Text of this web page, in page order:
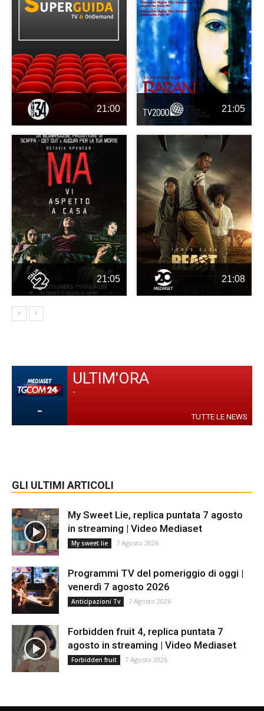
21:00 21:05
21:05 21:08
-
ULTIM'ORA
-
TUTTE LE NEWS
GLI ULTIMI ARTICOLI
My Sweet Lie, replica puntata 7 agosto
in streaming | Video Mediaset
My sweet lie 7 Agosto 2026
Programmi TV del pomeriggio di oggi |
venerdì 7 agosto 2026
Anticipazioni Tv 7 Agosto 2026
Forbidden fruit 4, replica puntata 7
agosto in streaming | Video Mediaset
Forbidden fruit 7 Agosto 2026